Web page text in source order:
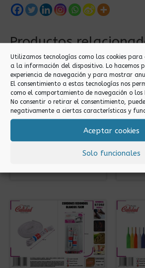
Utilizamos tecnologías como las cookies
a la información del dispositivo. Lo hacemos
experiencia de navegación y para mostrar
El consentimiento a estas tecnologías nos
como el comportamiento de navegación o los
No consentir o retirar el consentimiento,
negativamente a ciertas características y
Aceptar cookies
Solo funcionales
Productos
Cordones
90CM CORDONES
90CM